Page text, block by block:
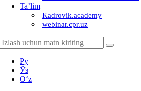
Ta’lim
Kadrovik.academy
webinar.cpr.uz
Ру
Ўз
Oʻz